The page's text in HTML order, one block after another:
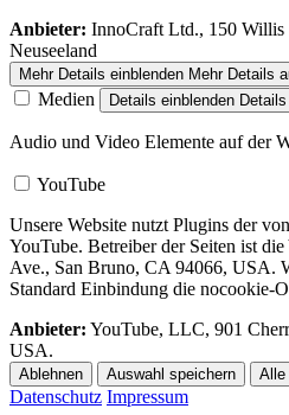
Anbieter: InnoCraft Ltd., 150 Willis
Neuseeland
Mehr Details einblenden Mehr Details
Medien Details einblenden
Audio und Video Elemente auf der
YouTube
Unsere Website nutzt Plugins der
YouTube. Betreiber der Seiten ist
Ave., San Bruno, CA 94066, USA.
Standard Einbindung die nocookie-
Anbieter: YouTube, LLC, 901
USA.
Ablehnen Auswahl speichern Alle
Datenschutz Impressum